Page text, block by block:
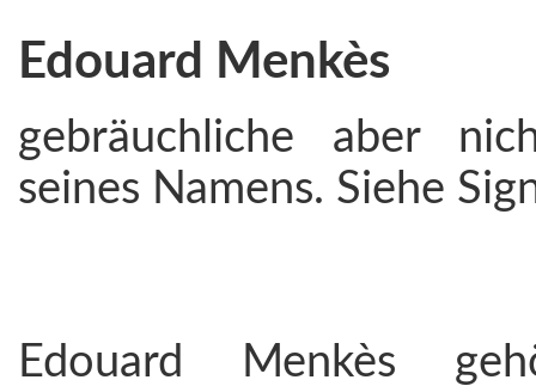
Edouard Menkès
gebräuchliche aber
seines Namens. Siehe
Edouard Menkès